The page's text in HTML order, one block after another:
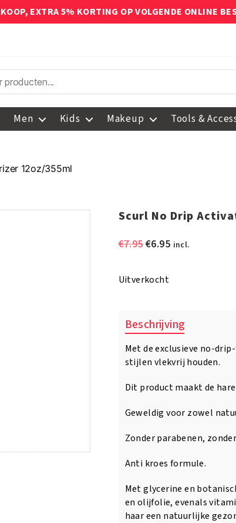
EXTRA 5% KORTING OP VOLGENDE ONLINE
Men Kids Makeup Tools &
12oz/355ml
Scurl No Drip
€7.95Oorspronkelijke
€7.95.
€6.95Huidige
incl.
Uitverkocht
Beschrijving
Met de exclusieve no-
stijlen vlekvrij houden.
Dit product maakt de
Geweldig voor zowel
Zonder parabenen,
Anti kroes formule.
Met glycerine en
en olijfolie, evenals
haar een natuurlijke